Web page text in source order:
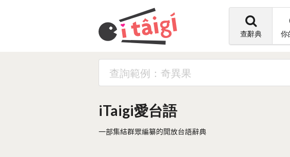
查辭典 你
iTaigi愛台語
一部集結群眾編纂的開放台語辭典